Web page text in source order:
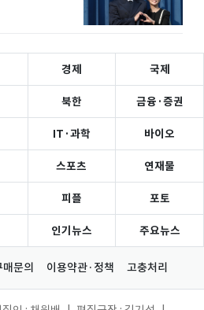
경제 국제
북한 금융·증권
IT·과학 바이오
스포츠 연재물
피플 포토
인기뉴스 주요뉴스
문의 이용약관·정책 고충처리